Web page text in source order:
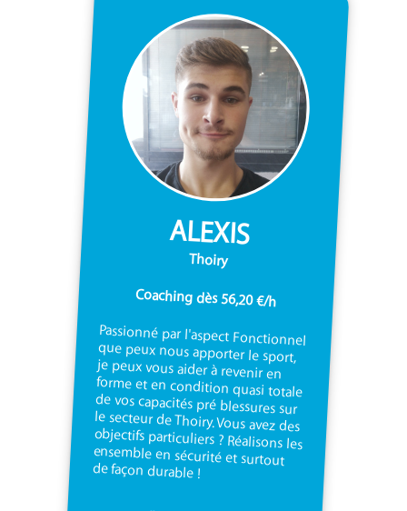
ALEXIS
Thoiry
Coaching dès 56,20 €/h
Passionné par l'aspect Fonctionnel
que peux nous apporter le sport,
je peux vous aider à revenir en
forme et en condition quasi totale
de vos capacités pré blessures sur
le secteur de Thoiry. Vous avez des
objectifs particuliers ? Réalisons les
ensemble en sécurité et surtout
de façon durable !